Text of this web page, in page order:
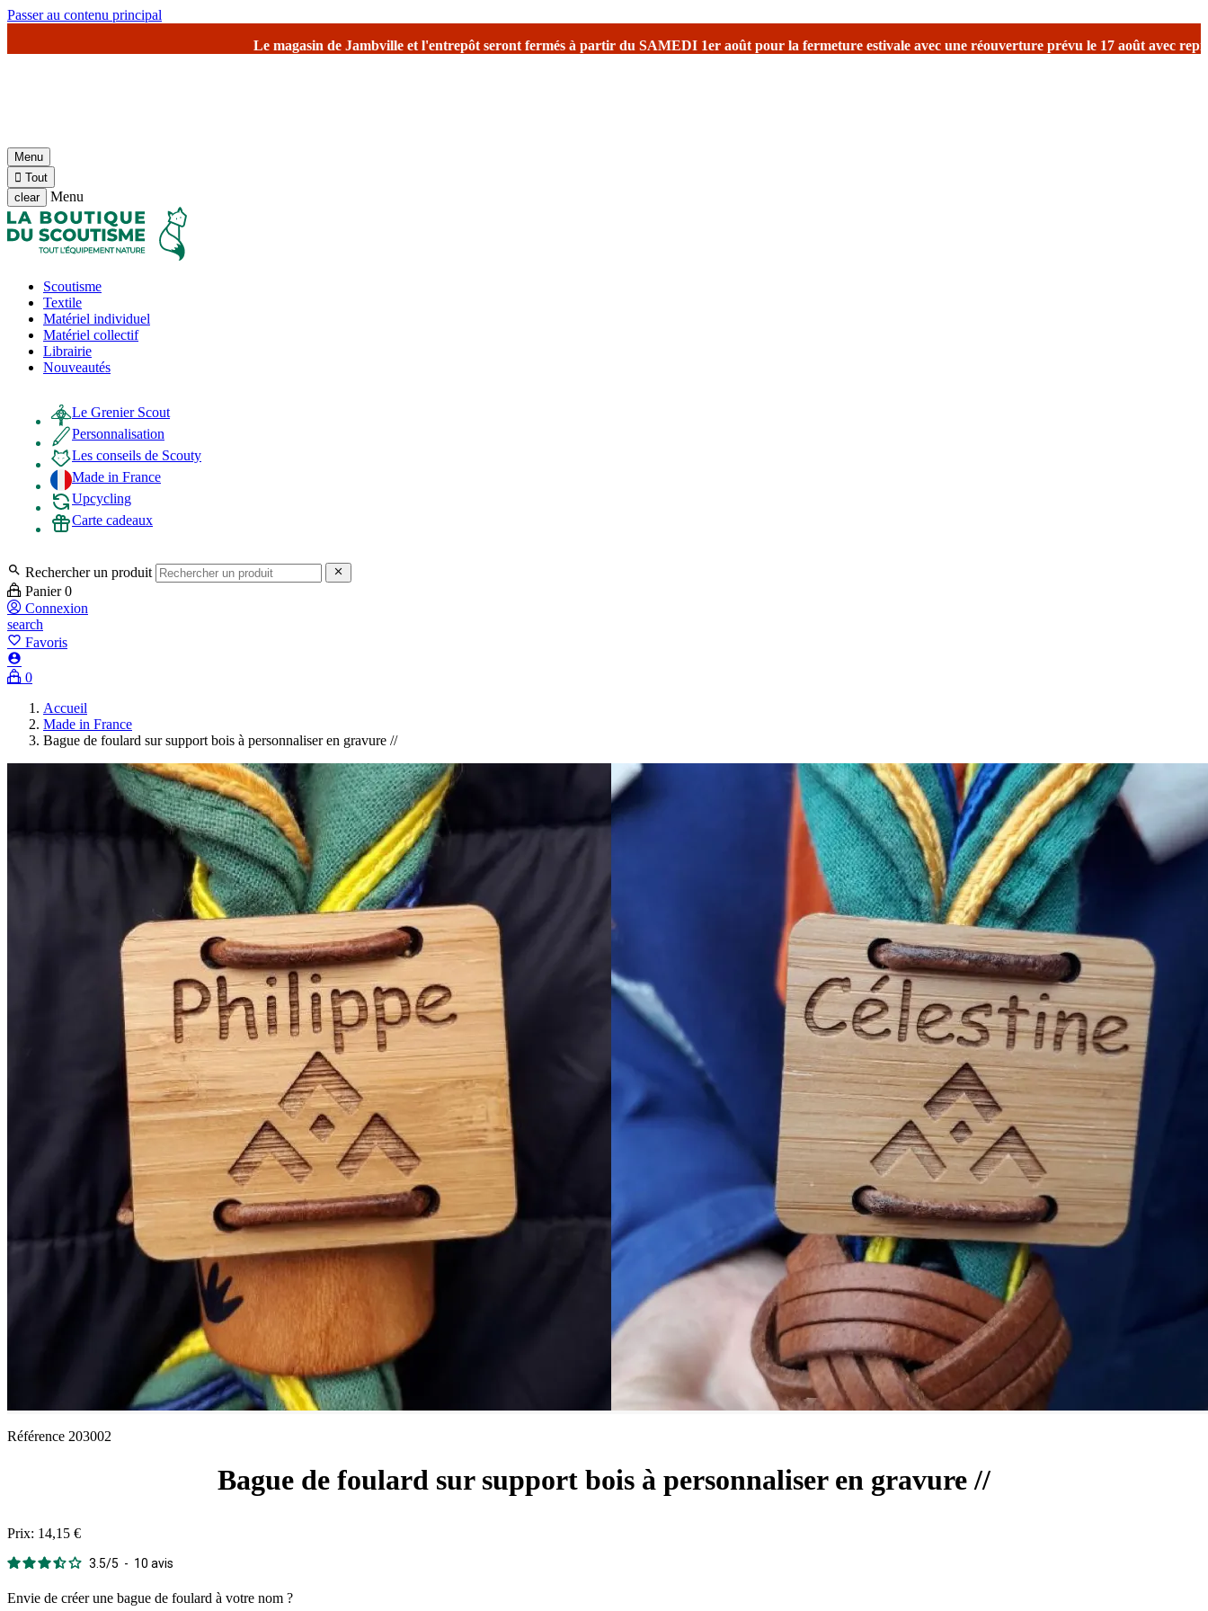
Passer au contenu principal
Le magasin de Jambville et l'entrepôt seront fermés à partir du SAMEDI 1er aoûtpour la fermeture estivale avec une réouverture prévu le 17 août avec reprise des expéditions.Merci de votre
Menu
 Tout
clear
Menu
Scoutisme
Textile
Matériel individuel
Matériel collectif
Librairie
Nouveautés
Le Grenier Scout
Personnalisation
Les conseils de Scouty
Made in France
Upcycling
Carte cadeaux
 Rechercher un produit 
Panier 0
Connexion
search
favorite_border Favoris

0
Accueil
Made in France
Bague de foulard sur support bois à personnaliser en gravure //
Référence 203002
Bague de foulard sur support bois à personnaliser en gravure //
Prix: 14,15 €
3.5/5 - 10 avis
Envie de créer une bague de foulard à votre nom ?